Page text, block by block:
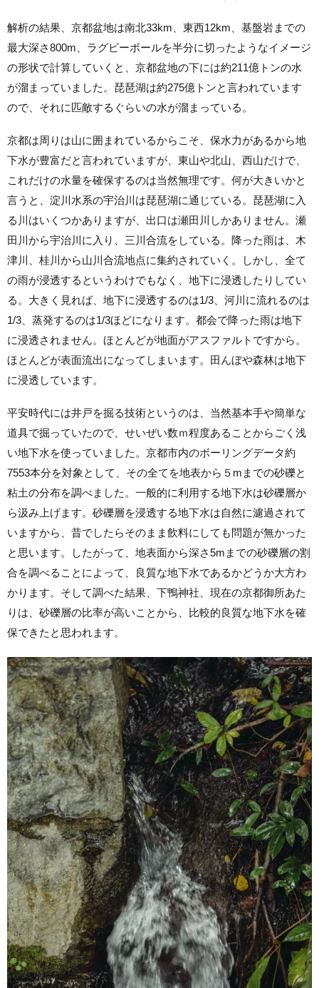
解析の結果、京都盆地は南北33km、東西12km、基盤岩までの
最大深さ800m、ラグビーボールを半分に切ったようなイメージ
の形状で計算していくと、京都盆地の下には約211億トンの水
が溜まっていました。琵琶湖は約275億トンと言われています
ので、それに匹敵するぐらいの水が溜まっている。
京都は周りは山に囲まれているからこそ、保水力があるから地
下水が豊富だと言われていますが、東山や北山、西山だけで、
これだけの水量を確保するのは当然無理です。何が大きいかと
言うと、淀川水系の宇治川は琵琶湖に通じている。琵琶湖に入
る川はいくつかありますが、出口は瀬田川しかありません。瀬
田川から宇治川に入り、三川合流をしている。降った雨は、木
津川、桂川から山川合流地点に集約されていく。しかし、全て
の雨が浸透するというわけでもなく、地下に浸透したりしてい
る。大きく見れば、地下に浸透するのは1/3、河川に流れるのは
1/3、蒸発するのは1/3ほどになります。都会で降った雨は地下
に浸透されません。ほとんどが地面がアスファルトですから。
ほとんどが表面流出になってしまいます。田んぼや森林は地下
に浸透しています。
平安時代には井戸を掘る技術というのは、当然基本手や簡単な
道具で掘っていたので、せいぜい数ｍ程度あることからごく浅
い地下水を使っていました。京都市内のボーリングデータ約
7553本分を対象として、その全てを地表から５mまでの砂礫と
粘土の分布を調べました。一般的に利用する地下水は砂礫層か
ら汲み上げます。砂礫層を浸透する地下水は自然に濾過されて
いますから、昔でしたらそのまま飲料にしても問題が無かった
と思います。したがって、地表面から深さ5mまでの砂礫層の割
合を調べることによって、良質な地下水であるかどうか大方わ
かります。そして調べた結果、下鴨神社、現在の京都御所あた
りは、砂礫層の比率が高いことから、比較的良質な地下水を確
保できたと思われます。